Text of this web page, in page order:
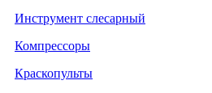
Инструмент слесарный
Компрессоры
Краскопульты